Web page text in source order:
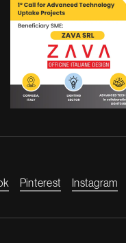
Pinterest Instagram